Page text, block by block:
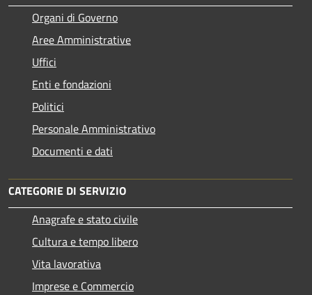
Organi di Governo
Aree Amministrative
Uffici
Enti e fondazioni
Politici
Personale Amministrativo
Documenti e dati
CATEGORIE DI SERVIZIO
Anagrafe e stato civile
Cultura e tempo libero
Vita lavorativa
Imprese e Commercio